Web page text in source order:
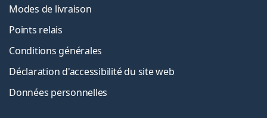
Modes de livraison
Points relais
Conditions générales
Déclaration d'accessibilité du site web
Données personnelles